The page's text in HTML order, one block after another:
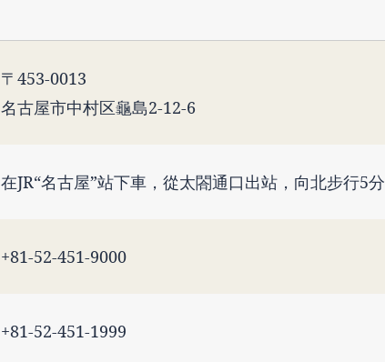
〒453-0013
名古屋市中村区龜島2-12-6
在JR“名古屋”站下車，從太閤通口出站，向北步行5分
+81-52-451-9000
+81-52-451-1999